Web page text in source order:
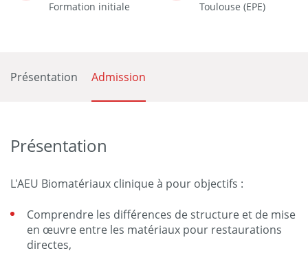
Formation initiale
Toulouse (EPE)
Présentation Admission
Présentation
L'AEU Biomatériaux clinique à pour objectifs :
Comprendre les différences de structure et de mise
en œuvre entre les matériaux pour restaurations
directes,